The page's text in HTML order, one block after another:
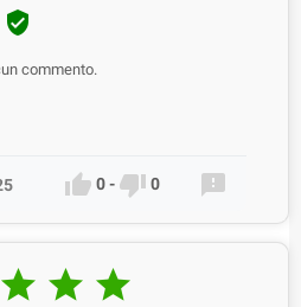

commento.
 0-  0 
  